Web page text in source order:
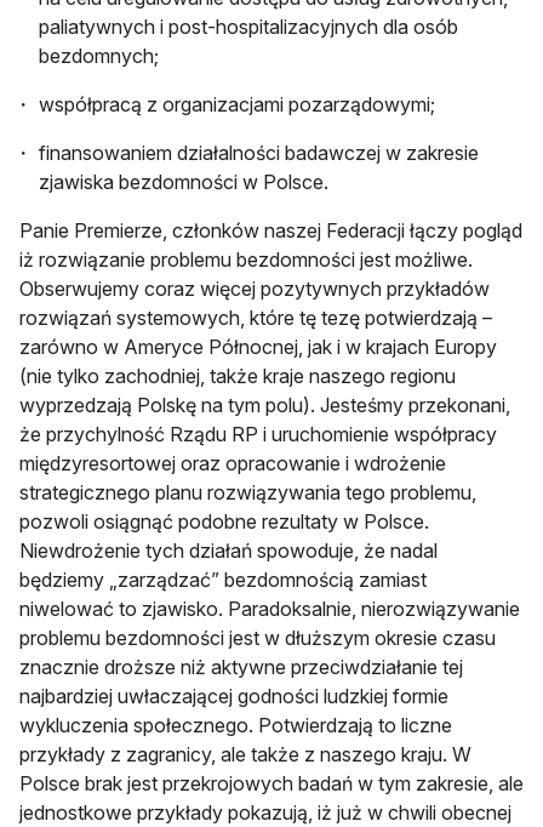
paliatywnych i post-hospitalizacyjnych dla osób
bezdomnych;
współpracą z organizacjami pozarządowymi;
finansowaniem działalności badawczej w zakresie
zjawiska bezdomności w Polsce.
Panie Premierze, członków naszej Federacji łączy pogląd
iż rozwiązanie problemu bezdomności jest możliwe.
Obserwujemy coraz więcej pozytywnych przykładów
rozwiązań systemowych, które tę tezę potwierdzają –
zarówno w Ameryce Północnej, jak i w krajach Europy
(nie tylko zachodniej, także kraje naszego regionu
wyprzedzają Polskę na tym polu). Jesteśmy przekonani,
że przychylność Rządu RP i uruchomienie współpracy
międzyresortowej oraz opracowanie i wdrożenie
strategicznego planu rozwiązywania tego problemu,
pozwoli osiągnąć podobne rezultaty w Polsce.
Niewdrożenie tych działań spowoduje, że nadal
będziemy „zarządzać” bezdomnością zamiast
niwelować to zjawisko. Paradoksalnie, nierozwiązywanie
problemu bezdomności jest w dłuższym okresie czasu
znacznie droższe niż aktywne przeciwdziałanie tej
najbardziej uwłaczającej godności ludzkiej formie
wykluczenia społecznego. Potwierdzają to liczne
przykłady z zagranicy, ale także z naszego kraju. W
Polsce brak jest przekrojowych badań w tym zakresie, ale
jednostkowe przykłady pokazują, iż już w chwili obecnej